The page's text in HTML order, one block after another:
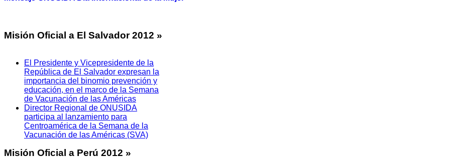
Misión Oficial a El Salvador 2012 »
El Presidente y Vicepresidente de la
República de El Salvador expresan la
importancia del binomio prevención y
educación, en el marco de la Semana
de Vacunación de las Américas
Director Regional de ONUSIDA
participa al lanzamiento para
Centroamérica de la Semana de la
Vacunación de las Américas (SVA)
Misión Oficial a Perú 2012 »